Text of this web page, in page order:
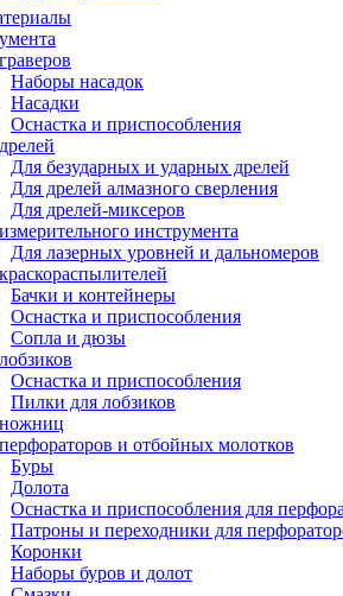
Наборы насадок
Насадки
Оснастка и приспособления
Для безударных и ударных дрелей
Для дрелей алмазного сверления
Для дрелей-миксеров
инструмента
Для лазерных уровней и дальномеров
Бачки и контейнеры
Оснастка и приспособления
Сопла и дюзы
Оснастка и приспособления
Пилки для лобзиков
и отбойных молотков
Буры
Долота
Оснастка и приспособления для
Патроны и переходники для
Коронки
Наборы буров и долот